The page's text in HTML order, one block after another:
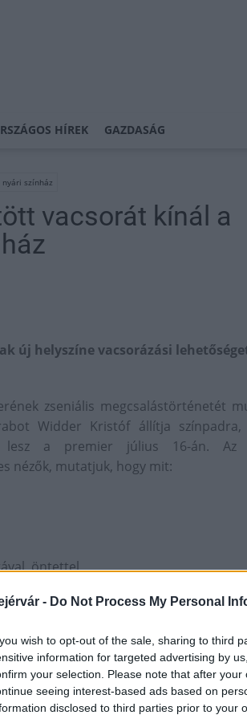
- Do Not Process My Personal
wish to opt-out of the sale, sharing to third
information for targeted advertising by
your selection. Please note that after
seeing interest-based ads based on
disclosed to third parties prior to your
HÍREK GAZDASÁG
nyári színház
vacsorát kínál a
új helyszíne vacsorázási
zseniális megcsalástörténetét
Widder Kristóf állítja
lesz a premier július 16-án.
nézők, mutatjuk, hogy mit:
öntettel
tartalmaz egy választható italt is (1